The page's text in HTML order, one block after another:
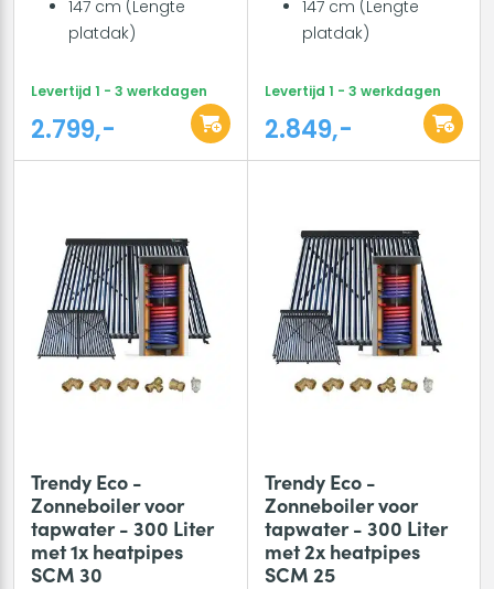
147 cm (Lengte
platdak)
Levertijd 1 - 3 werkdagen
2.799,-
147 cm (Lengte
platdak)
Levertijd 1 - 3 werkdagen
2.849,-
Trendy Eco -
Zonneboiler voor
tapwater - 300 Liter
met 1x heatpipes
SCM 30
Trendy Eco -
Zonneboiler voor
tapwater - 300 Liter
met 2x heatpipes
SCM 25